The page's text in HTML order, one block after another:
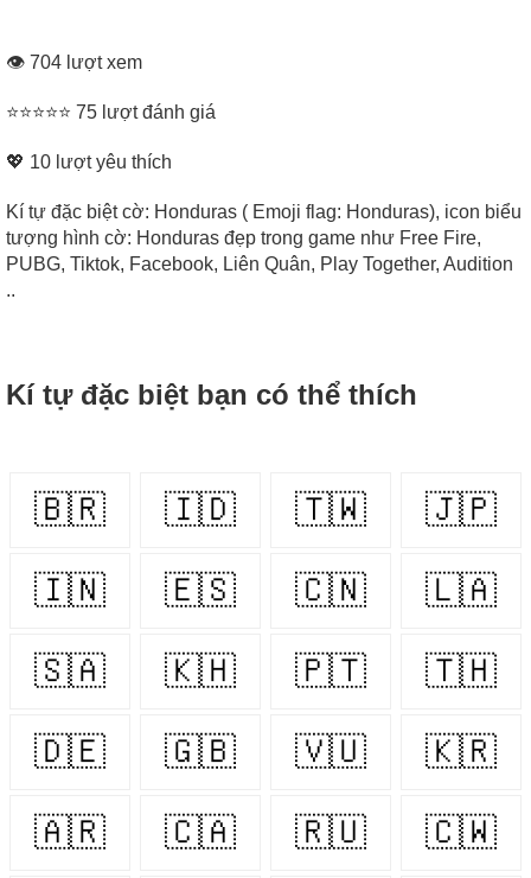
👁 704 lượt xem
⭐⭐⭐⭐⭐ 75 lượt đánh giá
💖 10 lượt yêu thích
Kí tự đặc biệt cờ: Honduras ( Emoji flag: Honduras), icon biểu
tượng hình cờ: Honduras đẹp trong game như Free Fire,
PUBG, Tiktok, Facebook, Liên Quân, Play Together, Audition
..
Kí tự đặc biệt bạn có thể thích
🇧🇷 🇮🇩 🇹🇼 🇯🇵
🇮🇳 🇪🇸 🇨🇳 🇱🇦
🇸🇦 🇰🇭 🇵🇹 🇹🇭
🇩🇪 🇬🇧 🇻🇺 🇰🇷
🇦🇷 🇨🇦 🇷🇺 🇨🇼